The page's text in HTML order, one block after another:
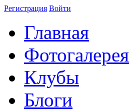
Регистрация Войти
Главная
Фотогалерея
Клубы
Блоги